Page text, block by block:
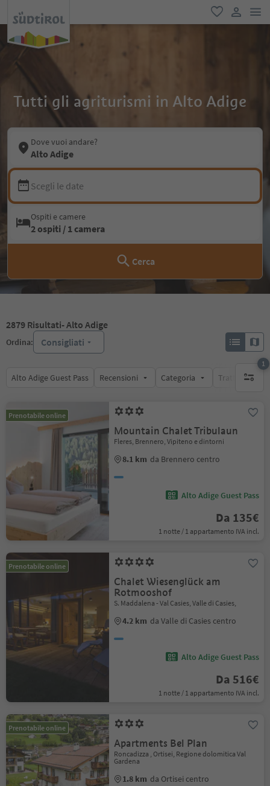
favoriti
user link
Tutti gli agriturismi in Alto Adige
Dove vuoi andare?
Alto Adige
Scegli le date
Ospiti e camere
2 ospiti / 1 camera
Cerca
2879 Risultati- Alto Adige
Ordina: Consigliati
Alto Adige Guest Pass Recensioni Categoria Trattamento
1
1 filtro
Prenotabile online
Mountain Chalet Tribulaun
Fleres, Brennero, Vipiteno e dintorni
8.1 km da Brennero centro
Alto Adige Guest Pass
Da 135€
1 notte / 1 appartamento IVA incl.
Prenotabile online
Chalet Wiesenglück am
Rotmooshof
S. Maddalena - Val Casies, Valle di Casies,
4.2 km da Valle di Casies centro
Alto Adige Guest Pass
Da 516€
1 notte / 1 appartamento IVA incl.
Prenotabile online
Apartments Bel Plan
Roncadizza , Ortisei, Regione dolomitica Val
Gardena
1.8 km da Ortisei centro